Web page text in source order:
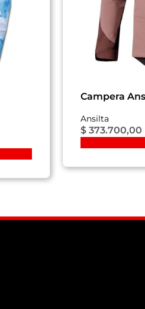
Campera
Ansilta
$373.700,00